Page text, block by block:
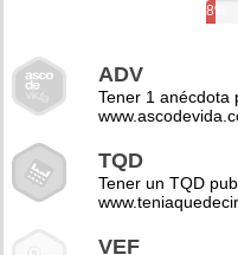
8%
ADV
Tener 1 anécdota
TQD
Tener un TQD
VEF